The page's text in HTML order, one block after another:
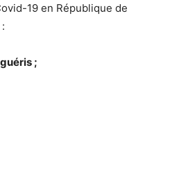
19 en République de
;